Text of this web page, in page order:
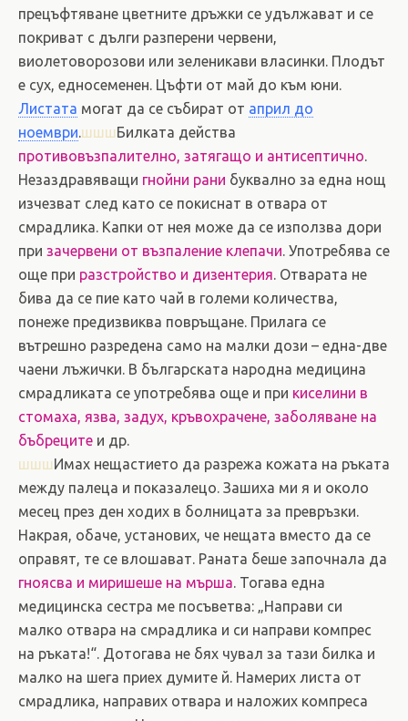
прецъфтяване цветните дръжки се удължават и се
покриват с дълги разперени червени,
виолетоворозови или зеленикави власинки. Плодът
е сух, едносеменен. Цъфти от май до към юни.
Листата могат да се събират от април до
ноември.шшшБилката действа
противовъзпалително, затягащо и антисептично.
Незаздравяващи гнойни рани буквално за една нощ
изчезват след като се покиснат в отвара от
смрадлика. Капки от нея може да се използва дори
при зачервени от възпаление клепачи. Употребява се
още при разстройство и дизентерия. Отварата не
бива да се пие като чай в големи количества,
понеже предизвиква повръщане. Прилага се
вътрешно разредена само на малки дози – една-две
чаени лъжички. В българската народна медицина
смрадликата се употребява още и при киселини в
стомаха, язва, задух, кръвохрачене, заболяване на
бъбреците и др.
шшшИмах нещастието да разрежа кожата на ръката
между палеца и показалецо. Зашиха ми я и около
месец през ден ходих в болницата за превръзки.
Накрая, обаче, установих, че нещата вместо да се
оправят, те се влошават. Раната беше започнала да
гноясва и миришеше на мърша. Тогава една
медицинска сестра ме посъветва: „Направи си
малко отвара на смрадлика и си направи компрес
на ръката!“. Дотогава не бях чувал за тази билка и
малко на шега приех думите й. Намерих листа от
смрадлика, направих отвара и наложих компреса